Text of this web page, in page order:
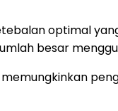
optimal
besar
memungkinkan